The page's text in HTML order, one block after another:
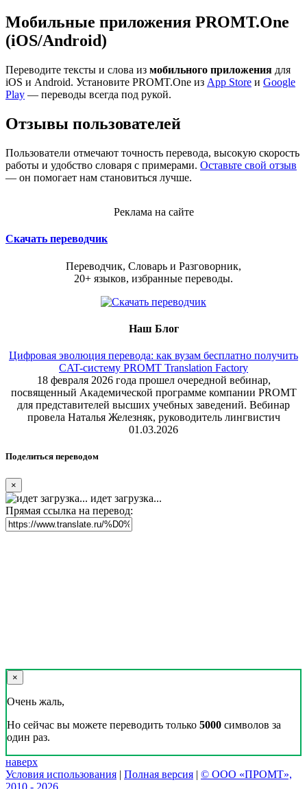
Мобильные приложения PROMT.One
(iOS/Android)
Переводите тексты и слова из мобильного приложения для
iOS и Android. Установите PROMT.One из App Store и Google
Play — переводы всегда под рукой.
Отзывы пользователей
Пользователи отмечают точность перевода, высокую скорость
работы и удобство словаря с примерами. Оставьте свой отзыв
— он помогает нам становиться лучше.
Реклама на сайте
Скачать переводчик
Переводчик, Словарь и Разговорник,
20+ языков, избранные переводы.
Наш Блог
Цифровая эволюция перевода: как вузам бесплатно получить
CAT-систему PROMT Translation Factory
18 февраля 2026 года прошел очередной вебинар,
посвященный Академической программе компании PROMT
для представителей высших учебных заведений. Вебинар
провела Наталья Железняк, руководитель лингвистич
01.03.2026
Поделиться переводом
×
идет загрузка...
Прямая ссылка на перевод:
×
Очень жаль,
Но сейчас вы можете переводить только 5000 символов за
один раз.
наверх
Условия использования | Полная версия | © ООО «ПРОМТ»,
2010 - 2026